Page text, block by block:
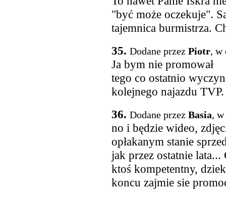
"być może oczekuje".
tajemnica burmistrza.
35. Dodane przez Piotr, w
Ja bym nie promował
tego co ostatnio
kolejnego najazdu
36. Dodane przez Basia,
no i będzie wideo,
opłakanym stanie
jak przez ostatnie lata...
ktoś kompetentny,
koncu zajmie sie